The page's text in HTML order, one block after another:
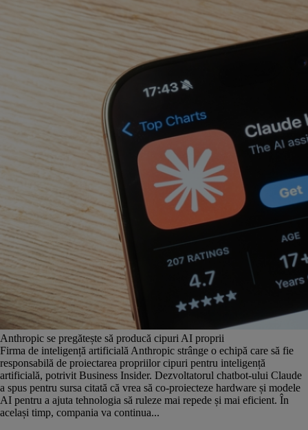
Anthropic se pregătește să producă cipuri AI proprii
Firma de inteligență artificială Anthropic strânge o echipă care să fie
responsabilă de proiectarea propriilor cipuri pentru inteligență
artificială, potrivit Business Insider. Dezvoltatorul chatbot-ului Claude
a spus pentru sursa citată că vrea să co-proiecteze hardware și modele
AI pentru a ajuta tehnologia să ruleze mai repede și mai eficient. În
același timp, compania va continua...